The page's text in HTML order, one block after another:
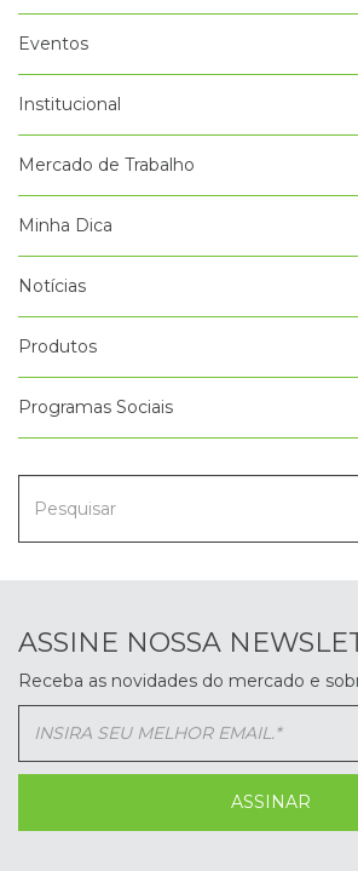
Eventos
Institucional
Mercado de Trabalho
Minha Dica
Notícias
Produtos
Programas Sociais
ASSINE NOSSA
Receba as novidades do mercado e